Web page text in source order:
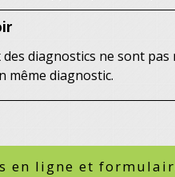
des diagnostics ne sont
même diagnostic.
en ligne et